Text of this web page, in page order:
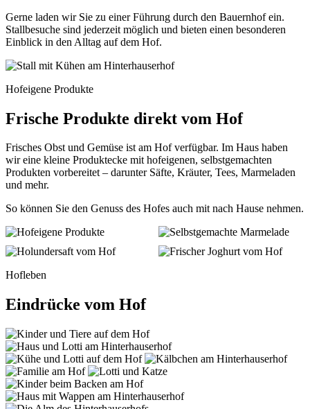
Gerne laden wir Sie zu einer Führung durch den Bauernhof ein.
Stallbesuche sind jederzeit möglich und bieten einen besonderen
Einblick in den Alltag auf dem Hof.
Hofeigene Produkte
Frische Produkte direkt vom Hof
Frisches Obst und Gemüse ist am Hof verfügbar. Im Haus haben
wir eine kleine Produktecke mit hofeigenen, selbstgemachten
Produkten vorbereitet – darunter Säfte, Kräuter, Tees, Marmeladen
und mehr.
So können Sie den Genuss des Hofes auch mit nach Hause nehmen.
Hofleben
Eindrücke vom Hof